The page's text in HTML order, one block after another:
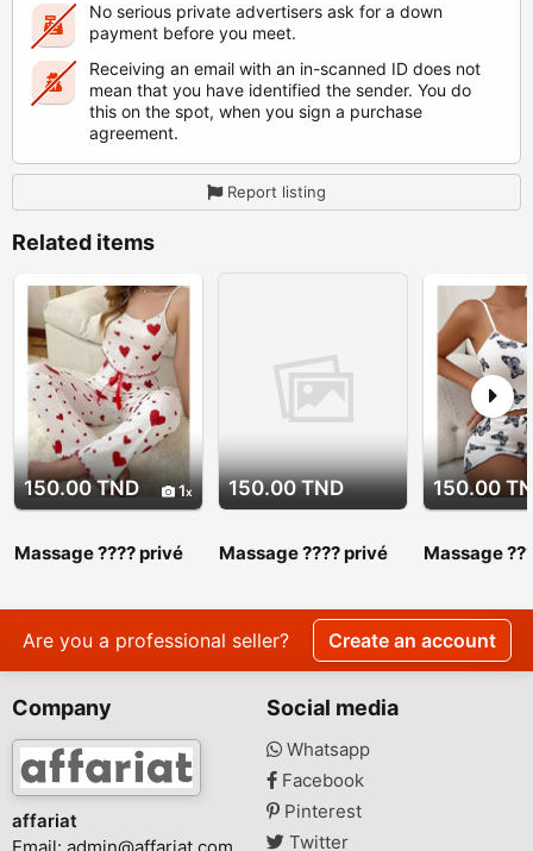
No serious private advertisers ask for a down
payment before you meet.
Receiving an email with an in-scanned ID does not
mean that you have identified the sender. You do
this on the spot, when you sign a purchase
agreement.
Report listing
Related items
150.00 TND 1
Massage ???? privé
srd 27 443 310
150.00 TND
Massage ???? privé
srd 27 443 310.
srd 27 443 310
150.00
Massage
srd 27 443
srd 27 443
Are you a professional seller? Create an account
Company
affariat
Email: admin@affariat.com
Social media
Whatsapp
Facebook
Pinterest
Twitter